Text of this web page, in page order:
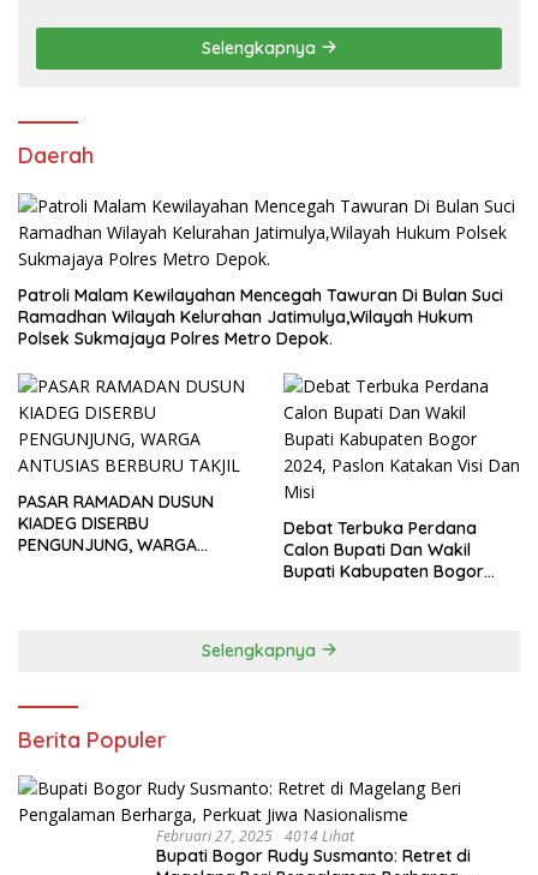
Selengkapnya
Daerah
Patroli Malam Kewilayahan Mencegah Tawuran Di Bulan Suci
Ramadhan Wilayah Kelurahan Jatimulya,Wilayah Hukum
Polsek Sukmajaya Polres Metro Depok.
PASAR RAMADAN DUSUN
KIADEG DISERBU
PENGUNJUNG, WARGA
Debat Terbuka Perdana
Calon Bupati Dan Wakil
Bupati Kabupaten Bogor
Selengkapnya
Berita Populer
Februari 27, 2025 4014 Lihat
Bupati Bogor Rudy Susmanto: Retret di